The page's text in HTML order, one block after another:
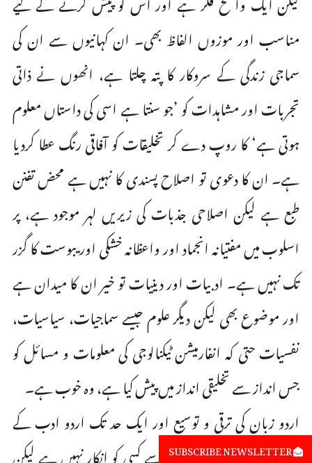
مناسب اور موزوں الفاظ بھی۔ ان کہانیوں سے ان کی
سماجی زندگی کے سروکار کا پتہ چلتا ہے، انھوں نے ذاتی
تجربات اور مشاہدات کو ’جو سنتا ہے اسی کی داستاں معلوم
ہوتی ہے‘ کا روپ دے کر تخلیقات کو آفاقی رنگ عطا کردیا
ہے۔ ان کا دعوی تو اصلاح پسندی کا نہیں ہے محض تفنن
طبع ہے لیکن اصلاحی جذبات کی زیریں لہر موجود ہے، پر
اسلوب میں مفتیانہ انجماد اور واعظانہ خشکی اور یبوست کا گزر
تک نہیں ہے۔ ادبیات اور دینیات تو خیر ان کا میدان ہے
اور موضوع بھی لیکن دیگر علوم جیسے سماجیات، سیاسیات،
نفسیات حتی کہ انفارمیشن ٹیکنالوجی کی معلومات و مسائل کو
جس انداز سے تخلیقی انداز میں پیش کیا ہے، وہ خوب ہے۔
اردو زبان کی ترقی و توسیع اور ایک حد تک اردو ادب کے
فروغ میں مدارس کے کردار سے کسی کو انکار نہیں ہے لیکن
SUBSCRIBE NEWSLETTER